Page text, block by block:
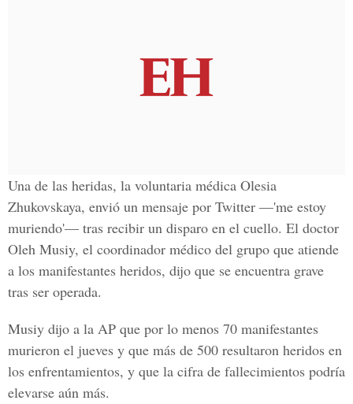
Una de las heridas, la voluntaria médica Olesia
Zhukovskaya, envió un mensaje por Twitter —'me estoy
muriendo'— tras recibir un disparo en el cuello. El doctor
Oleh Musiy, el coordinador médico del grupo que atiende
a los manifestantes heridos, dijo que se encuentra grave
tras ser operada.
Musiy dijo a la AP que por lo menos 70 manifestantes
murieron el jueves y que más de 500 resultaron heridos en
los enfrentamientos, y que la cifra de fallecimientos podría
elevarse aún más.